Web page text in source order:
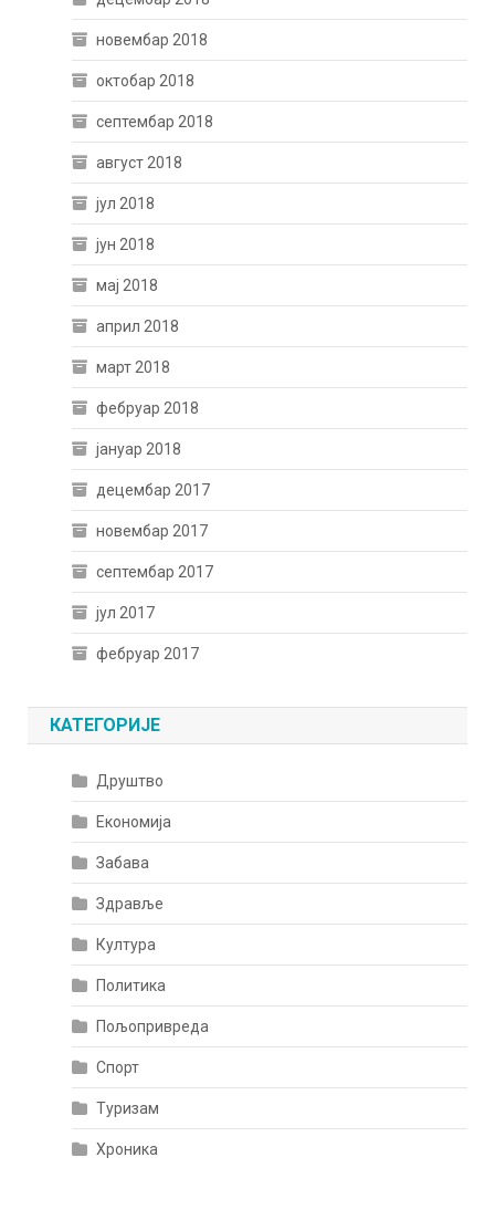
новембар 2018
октобар 2018
септембар 2018
август 2018
јул 2018
јун 2018
мај 2018
април 2018
март 2018
фебруар 2018
јануар 2018
децембар 2017
новембар 2017
септембар 2017
јул 2017
фебруар 2017
КАТЕГОРИЈЕ
Друштво
Економија
Забава
Здравље
Култура
Политика
Пољопривреда
Спорт
Туризам
Хроника